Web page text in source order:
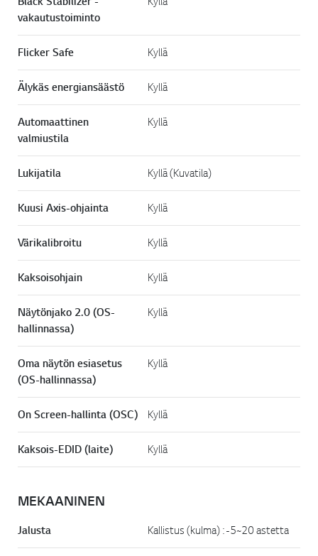
vakautustoiminto
Flicker Safe Kyllä
Älykäs energiansäästö Kyllä
Automaattinen
valmiustila
Kyllä
Lukijatila Kyllä (Kuvatila)
Kuusi Axis-ohjainta Kyllä
Värikalibroitu Kyllä
Kaksoisohjain Kyllä
Näytönjako 2.0 (OS-
hallinnassa)
Kyllä
Oma näytön esiasetus
(OS-hallinnassa)
Kyllä
On Screen-hallinta (OSC) Kyllä
Kaksois-EDID (laite) Kyllä
MEKAANINEN
Jalusta Kallistus (kulma) : -5~20 astetta